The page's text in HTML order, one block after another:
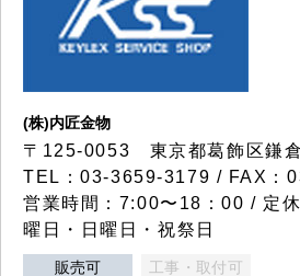
(株)内匠金物
〒125-0053 東京都葛飾区鎌
TEL：03-3659-3179 / FAX：
営業時間：7:00〜18：00 / 定
曜日・日曜日・祝祭日
販売可 工事・取付可